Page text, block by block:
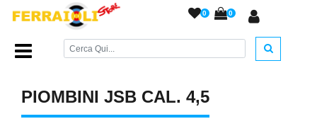
0 0
Home Page/PIOMBINI/Piombini JSB cal. 4,5/
PIOMBINI JSB CAL. 4,5